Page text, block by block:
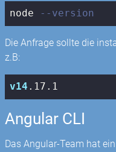
node --version
Die Anfrage sollte die
z.B:
v14 .17 .1
Angular CLI
Das Angular-Team hat